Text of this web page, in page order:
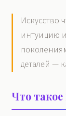
Искусство
интуицию
деталей —
Что